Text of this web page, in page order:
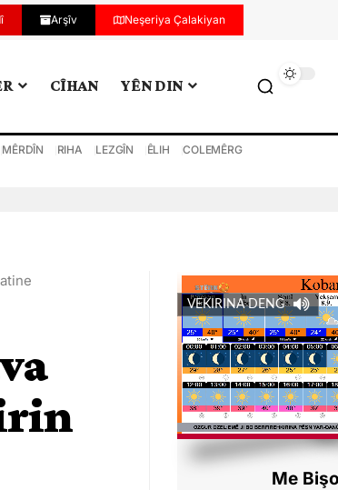
Arşîv Neşeriya Çalakiyan
CÎHAN YÊN DIN
MÊRDÎN RIHA LEZGÎN ÊLIH COLEMÊRG
VEKIRINA DENG
Me